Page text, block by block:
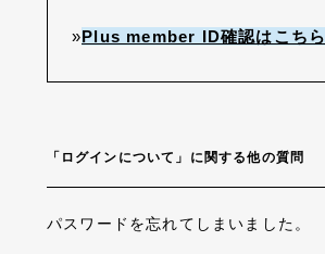
»Plus member ID確認はこちら
「ログインについて」に関する他の質問
パスワードを忘れてしまいました。